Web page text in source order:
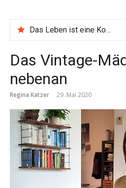
Das Leben ist eine Komposition
Das Vintage-
nebenan
Regina Katzer 29. Mai 2020